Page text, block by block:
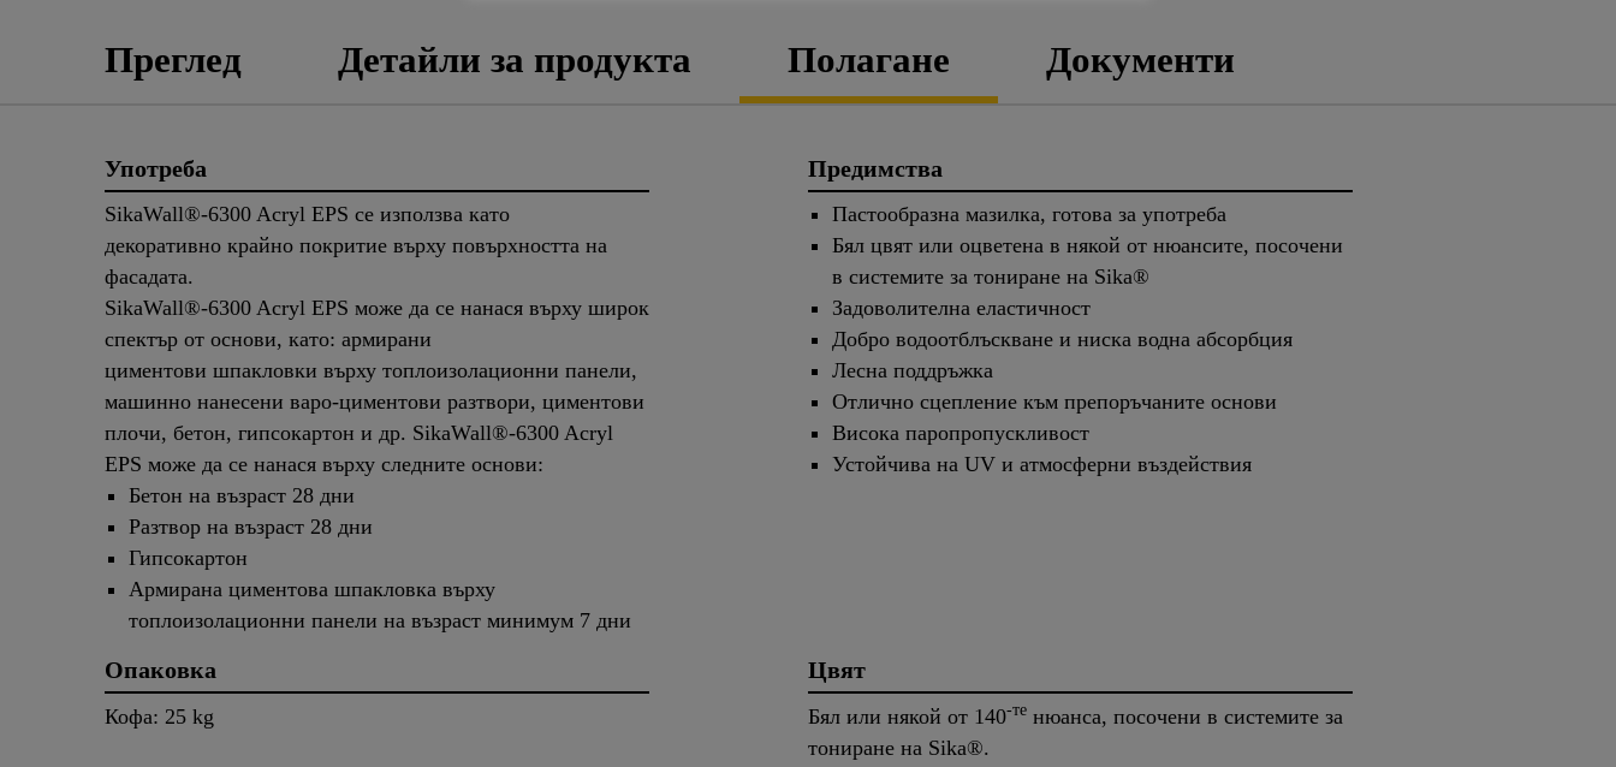
Преглед Детайли за продукта Полагане Документи
Употреба
SikaWall®-6300 Acryl EPS се използва като
декоративно крайно покритие върху повърхността на
фасадата.
SikaWall®-6300 Acryl EPS може да се нанася върху широк
спектър от основи, като: армирани
циментови шпакловки върху топлоизолационни панели,
машинно нанесени варо-циментови разтвори, циментови
плочи, бетон, гипсокартон и др. SikaWall®-6300 Acryl
EPS може да се нанася върху следните основи:
Бетон на възраст 28 дни
Разтвор на възраст 28 дни
Гипсокартон
Армирана циментова шпакловка върху
топлоизолационни панели на възраст минимум 7 дни
Предимства
Пастообразна мазилка, готова за употреба
Бял цвят или оцветена в някой от нюансите, посочени
в системите за тониране на Sika®
Задоволителна еластичност
Добро водоотблъскване и ниска водна абсорбция
Лесна поддръжка
Отлично сцепление към препоръчаните основи
Висока паропропускливост
Устойчива на UV и атмосферни въздействия
Опаковка
Кофа: 25 kg
Цвят
Бял или някой от 140-те нюанса, посочени в системите за
тониране на Sika®.